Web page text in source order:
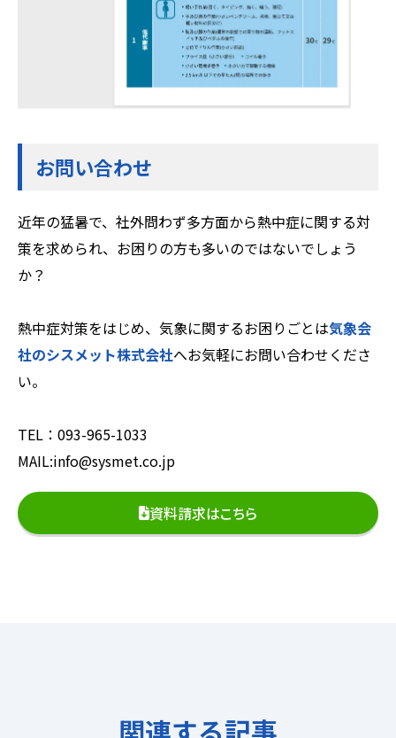
お問い合わせ
近年の猛暑で、社外問わず多方面から熱中症に関する対
策を求められ、お困りの方も多いのではないでしょう
か？
熱中症対策をはじめ、気象に関するお困りごとは気象会
社のシスメット株式会社へお気軽にお問い合わせくださ
い。
TEL：093-965-1033
MAIL:info@sysmet.co.jp
資料請求はこちら